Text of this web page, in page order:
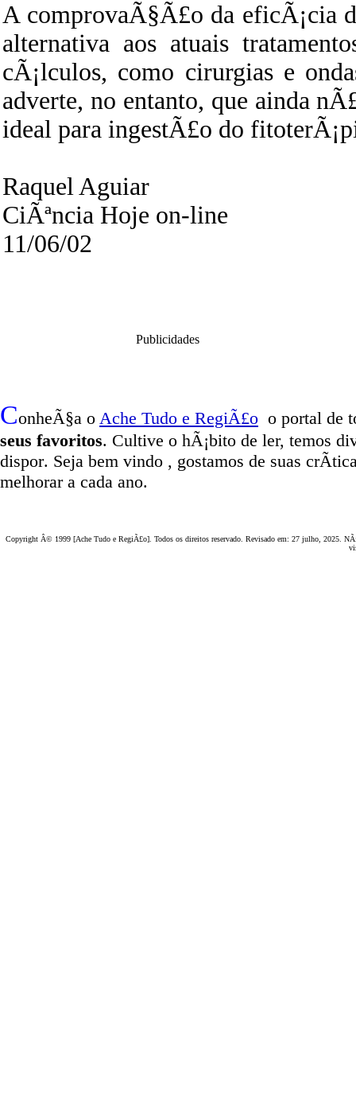
A comprovaÃ§Ã£o da eficÃ¡cia
alternativa aos atuais
cÃ¡lculos, como cirurgias e
adverte, no entanto, que ainda
ideal para ingestÃ£o do
Raquel Aguiar
CiÃªncia Hoje on-line
11/06/02
Publicidades
ConheÃ§a o Ache Tudo e RegiÃ£o o portal de
seus favoritos. Cultive o hÃ¡bito de ler, temos
dispor. Seja bem vindo , gostamos de suas
melhorar a cada ano.
Copyright Â© 1999 [Ache Tudo e RegiÃ£o]. Todos os direitos reservado. Revisado em: 27 julho, 2025 .